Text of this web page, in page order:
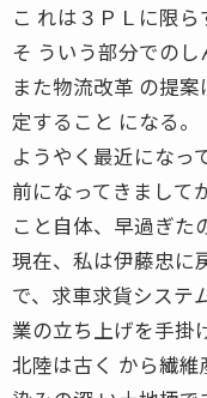
こ れは３ＰＬに限ら
そ ういう部分でのし
また物流改革 の提
定すること になる。
ようやく最近になっ
前になってきまして
こと自体、早過ぎた
現在、私は伊藤忠に
で、求車求貨システ
業の立ち上げを手掛
北陸は古く から繊